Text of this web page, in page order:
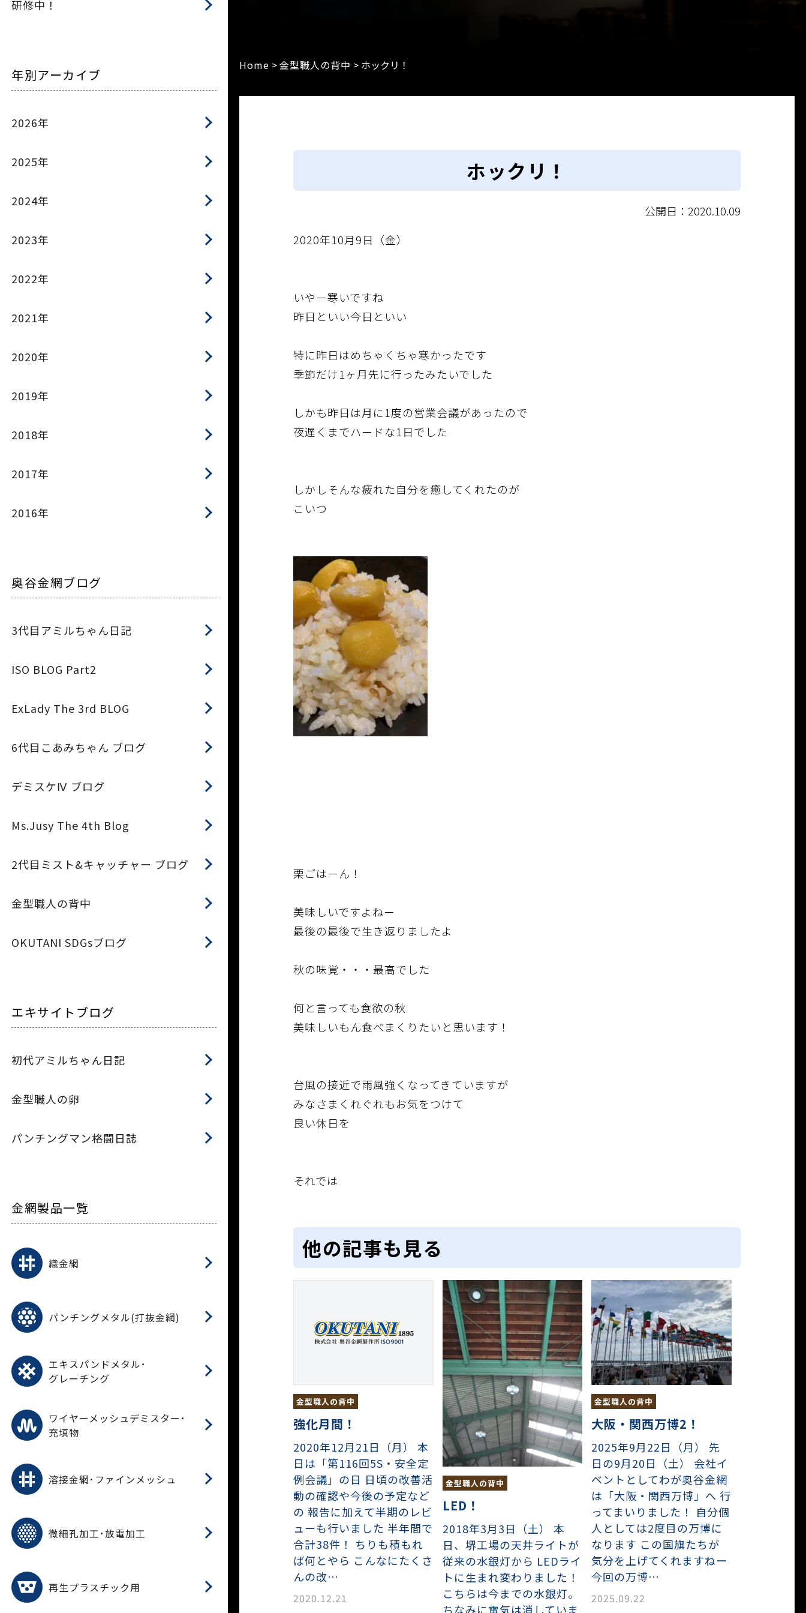
研修中！
年別アーカイブ
2026年
2025年
2024年
2023年
2022年
2021年
2020年
2019年
2018年
2017年
2016年
奥谷金網ブログ
3代目アミルちゃん日記
ISO BLOG Part2
ExLady The 3rd BLOG
6代目こあみちゃん ブログ
デミスケⅣ ブログ
Ms.Jusy The 4th Blog
2代目ミスト&キャッチャー ブログ
金型職人の背中
OKUTANI SDGsブログ
エキサイトブログ
初代アミルちゃん日記
金型職人の卵
パンチングマン格闘日誌
金網製品一覧
織金網
平織金網網目一覧表
綾織金網網目一覧表
特殊線材メッシュ網目一覧
マグネステン®金網
マグネステン®金網網目一覧表
平畳織金網
綾畳織金網
クリンプ織金網
ロッククリンプ織金網
フラットトップ織金網
(滑面式金網)
トンキャップ織金網
(長目金網)
タイロッド織金網
振動篩用金網について
JIS試験用ふるい
ワイヤーネットコンベヤー
装飾用織金網
ワイヤーゲージ（線番）
織金網加工品
パンチングメタル(打抜金網)
SUPER PUNCHING™
標準金型リスト
（プラスチックパンチング）
樹脂パンチング™（PVC）
オーダーシート
（炭素繊維強化熱可塑性樹
（X-OPEN AREA
PUNCHING）
グラフィックパンチング
エキスパンドメタル･
グレーチング
ワイヤーメッシュデミスター･
充填物
ワイヤーメッシュデミスター
蒸留用填充物
デミスター加工品
溶接金網･ファインメッシュ
ファインメッシュ
ファインメッシュ加工品
微細孔加工･放電加工
電子ビームドリル加工
EBD電子ビームドリル加工
参考データ
多軸同時・微細ドリリング・
ルーター・ザグリ加工(金型レ
レーザースクリーン
再生プラスチック用
再生プラスチック用レーザー
造粒機用消耗部品
粉砕機用消耗部品
Home >金型職人の背中 > ホックリ！
ホックリ！
公開日：2020.10.09
2020年10月9日（金）
いやー寒いですね
昨日といい今日といい
特に昨日はめちゃくちゃ寒かったです
季節だけ1ヶ月先に行ったみたいでした
しかも昨日は月に1度の営業会議があったので
夜遅くまでハードな1日でした
しかしそんな疲れた自分を癒してくれたのが
こいつ
栗ごはーん！
美味しいですよねー
最後の最後で生き返りましたよ
秋の味覚・・・最高でした
何と言っても食欲の秋
美味しいもん食べまくりたいと思います！
台風の接近で雨風強くなってきていますが
みなさまくれぐれもお気をつけて
良い休日を
それでは
他の記事も見る
金型職人の背中
強化月間！
2020年12月21日（月） 本
日は「第116回5S・安全定
例会議」の日 日頃の改善活
動の確認や今後の予定など
の 報告に加えて半期のレビ
ューも行いました 半年間で
合計38件！ ちりも積もれ
ば何とやら こんなにたくさ
んの改…
2020.12.21
金型職人の背中
LED！
2018年3月3日（土） 本
日、堺工場の天井ライトが
従来の水銀灯から LEDライ
トに生まれ変わりました！
こちらは今までの水銀灯。
ちなみに電気は消していま
金型職人の背中
大阪・関西万博2！
2025年9月22日（月） 先
日の9月20日（土） 会社イ
ベントとしてわが奥谷金網
は「大阪・関西万博」へ 行
ってまいりました！ 自分個
人としては2度目の万博に
なります この国旗たちが
気分を上げてくれますねー
今回の万博…
2025.09.22